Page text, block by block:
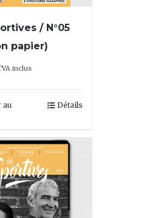
/ N°05
papier)
inclus
au
Détails